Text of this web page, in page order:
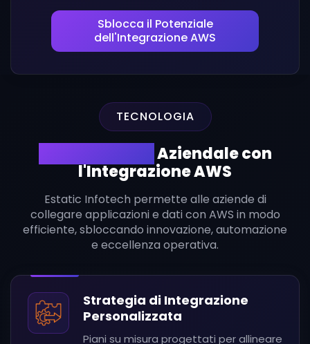
Sblocca il Potenziale
dell'Integrazione AWS
TECNOLOGIA
Aziendale con
l'Integrazione AWS
Estatic Infotech permette alle aziende di
collegare applicazioni e dati con AWS in modo
efficiente, sbloccando innovazione, automazione
e eccellenza operativa.
Strategia di Integrazione
Personalizzata
Piani su misura progettati per allineare